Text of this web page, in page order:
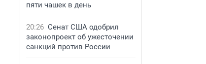
пяти чашек в день
20:26 Сенат США одобрил
законопроект об ужесточении
санкций против России